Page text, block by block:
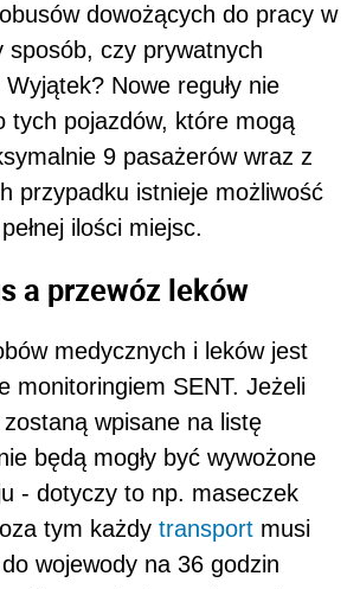
dowożących do pracy w
sposób, czy prywatnych
Nowe reguły nie
tych pojazdów, które mogą
9 pasażerów wraz z
przypadku istnieje możliwość
ilości miejsc.
a przewóz leków
medycznych i leków jest
monitoringiem SENT. Jeżeli
wpisane na listę
będą mogły być wywożone
- dotyczy to np. maseczek
tym każdy transport musi
do wojewody na 36 godzin